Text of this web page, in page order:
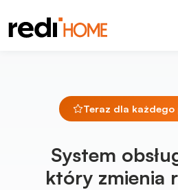
Teraz dla
System
który zmienia